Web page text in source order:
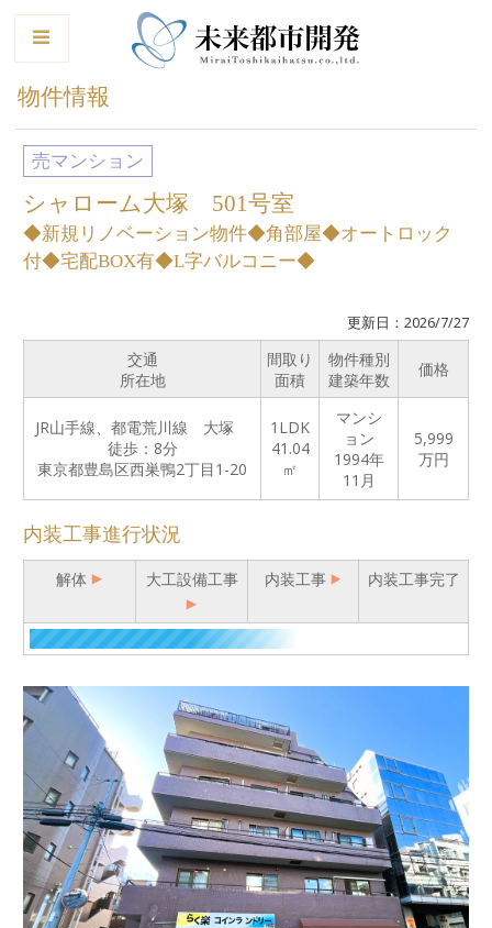
物件情報
売マンション
シャローム大塚 501号室
◆新規リノベーション物件◆角部屋◆オートロック
付◆宅配BOX有◆L字バルコニー◆
更新日：2026/7/27
交通
所在地
間取り
面積
物件種別
建築年数
価格
JR山手線、都電荒川線 大塚
徒歩：8分
東京都豊島区西巣鴨2丁目1-20
1LDK
41.04
㎡
マンシ
ョン
1994年
11月
5,999
万円
内装工事進行状況
解体 大工設備工事 内装工事 内装工事完了